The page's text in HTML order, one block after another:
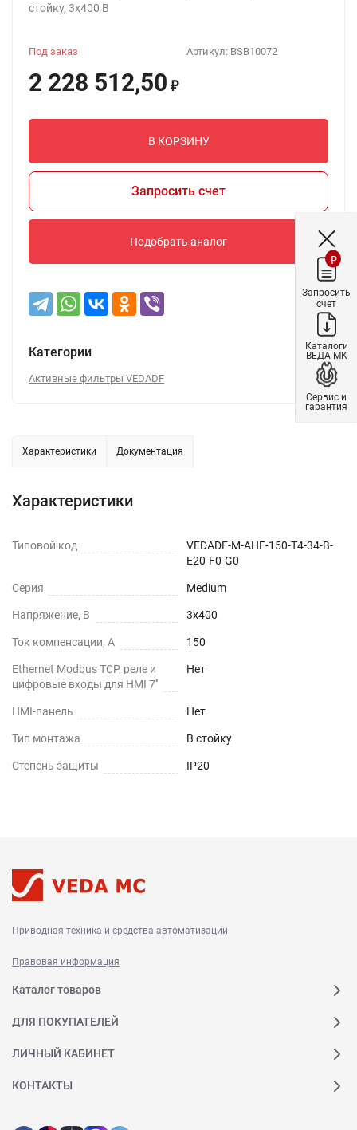
стойку, 3х400 В
Артикул: BSB10072
Под заказ
2 228 512,50 ₽
В КОРЗИНУ
Запросить счет
Подобрать аналог
Категории
Активные фильтры VEDADF
Характеристики Документация
Характеристики
Типовой код
VEDADF-M-AHF-150-T4-34-B-
E20-F0-G0
Серия Medium
Напряжение, В 3х400
Ток компенсации, А 150
Ethernet Modbus TCP, реле и
цифровые входы для HMI 7''
Нет
HMI-панель Нет
Тип монтажа В стойку
Степень защиты IP20
Приводная техника и средства автоматизации
Правовая информация
Каталог товаров
ДЛЯ ПОКУПАТЕЛЕЙ
ЛИЧНЫЙ КАБИНЕТ
КОНТАКТЫ
₽
Запросить
счет
Каталоги
ВЕДА МК
Сервис и
гарантия